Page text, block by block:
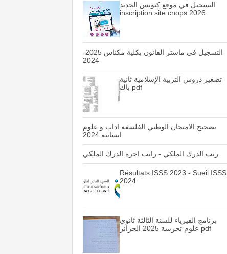
التسجيل في موقع كنوبس الجديد
inscription site cnops 2026
التسجيل في ماستر القانون بكلية مكناس 2025-
2024
تصغير دروس التربية الإسلامية ثانية
باك pdf
تصحيح الامتحان الوطني الفلسفة اداب و علوم
انسانية 2024
رتب الدرك الملكي - راتب اجرة الدرك الملكي
Résultats ISSS 2023 - Sueil ISSS
2024
برنامج الفيزياء للسنة الثالثة ثانوي
علوم تجريبية 2025 الجزائر pdf